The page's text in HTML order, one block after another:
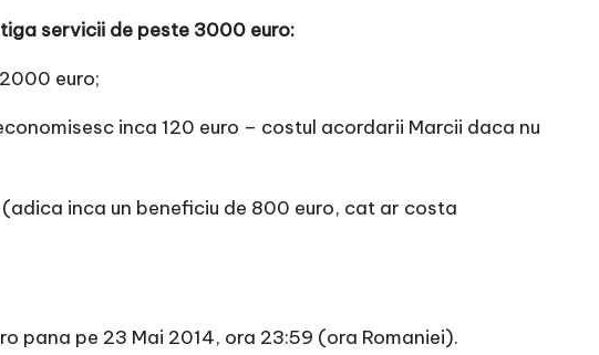
servicii de peste 3000 euro:
euro;
inca 120 euro – costul acordarii Marcii daca nu
inca un beneficiu de 800 euro, cat ar costa
pana pe 23 Mai 2014, ora 23:59 (ora Romaniei).